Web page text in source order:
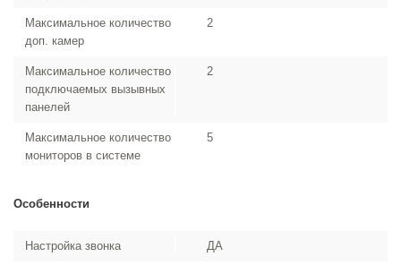
Максимальное количество
доп. камер
2
Максимальное количество
подключаемых вызывных
панелей
2
Максимальное количество
мониторов в системе
5
Особенности
Настройка звонка ДА